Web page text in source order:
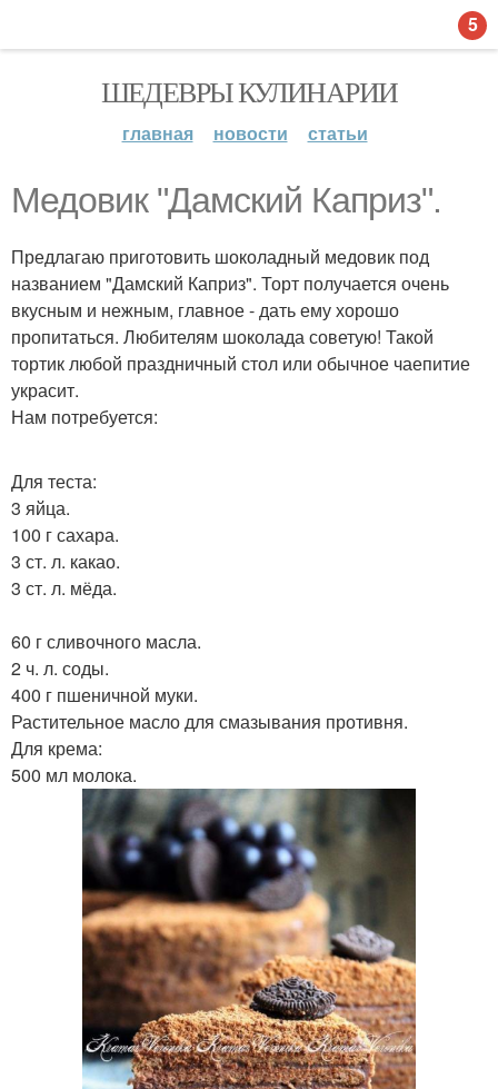
ШЕДЕВРЫ КУЛИНАРИИ
главная новости статьи
Медовик "Дамский Каприз".
Предлагаю приготовить шоколадный медовик под
названием "Дамский Каприз". Торт получается очень
вкусным и нежным, главное - дать ему хорошо
пропитаться. Любителям шоколада советую! Такой
тортик любой праздничный стол или обычное чаепитие
украсит.
Нам потребуется:
Для теста:
3 яйца.
100 г сахара.
3 ст. л. какао.
3 ст. л. мёда.
60 г сливочного масла.
2 ч. л. соды.
400 г пшеничной муки.
Растительное масло для смазывания противня.
Для крема:
500 мл молока.
5